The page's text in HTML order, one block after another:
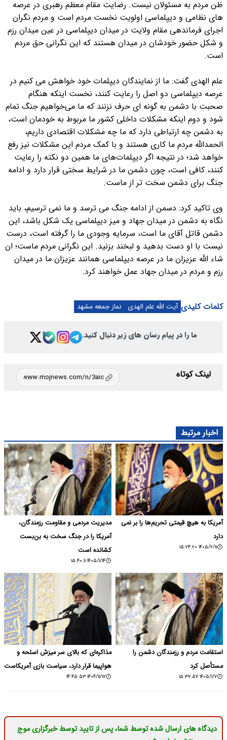
ظن مردم به مسئولان نیست. رضایت مقام معظم رهبری در عرصه‌
های نظامی و دیپلماسی اولویت نخست مردم است و مردم نگران
اجرای فرماندهی مقام ولایت در میدان دیپلماسی در عین میدان رزم
و شکل حضور خودشان در میدان هستند که این نگرانی حق مردم
است.
علم الهدی گفت: ما از نمایندگان دیپلمات خود خواهش می‌ کنیم در
عرصه دیپلماسی دو اصل را رعایت کنند، نخست اینکه هنگام
صحبت با دشمن به گونه‌ ای حرف نزنند که ما می‌خواهیم جنگ تمام
شود و دوم اینکه مشکلات داخلی کشور ما مربوط به خودمان است،
به دشمن چه ارتباطی دارد که ما چه مشکلات اقتصادی داریم،
الحمدالله مردم ما کاری هستند و با کمک مردم این مشکلات نیز رفع
خواهد شد؛ در نتیجه اگر دیپلمات‌های ما همین دو نکته را رعایت
کنند، کافی است، چون دشمن ما در شرایط سختی قرار دارد و ادامه
جنگ برای دشمن سخت تر از ماست.
وی تاکید کرد: دسمن از ادامه جنگ می‌ ترسد و ما نمی‌ ترسیم، باید
نگاه به دشمن در میدان جهاد و میز دیپلماسی یک شکل باشد، این
دشمن قاتل آقای ما است، سرمایه وجودی ما را گرفته است، درست
نیست با او دست بدهید و لبخند بزنید. این نگرانی مردم ماست؛ ان‌
شاء الله عزیزان ما در عرصه دیپلماسی همانند عزیزان ما در میدان
رزم و مردم در میدان جهاد عمل خواهند کرد.
کلمات کلیدی آیت الله علم الهدی نماز جمعه مشهد
ما را در پیام رسان های زیر دنبال کنید.
لینک کوتاه
اخبار مرتبط
آمریکا به هیچ قیمتی تحریم‌ها را بر نمی‌
دارد
۱۴۰۵/۲/۱۱ ۱۵:۲۴:۲۰
مدیریت مردمی و مقاومت رزمندگان،
آمریکا را در جنگ سخت به بن‌بست
کشانده است
۱۴۰۵/۱/۱۴ ۱۵:۴۰:۱۱
استقامت مردم و رزمندگان دشمن را
مستأصل کرد
۱۴۰۵/۱/۷ ۱۵:۳۷:۵۷
مذاکره‌ای که بالای سر میزش اسلحه و
هواپیما قرار دارد، سیاست بازی آمریکاست
۱۴۰۴/۱۱/۱۷ ۱۴:۴۵:۵۳
دیدگاه های ارسال شده توسط شما، پس از تایید توسط خبرگزاری موج